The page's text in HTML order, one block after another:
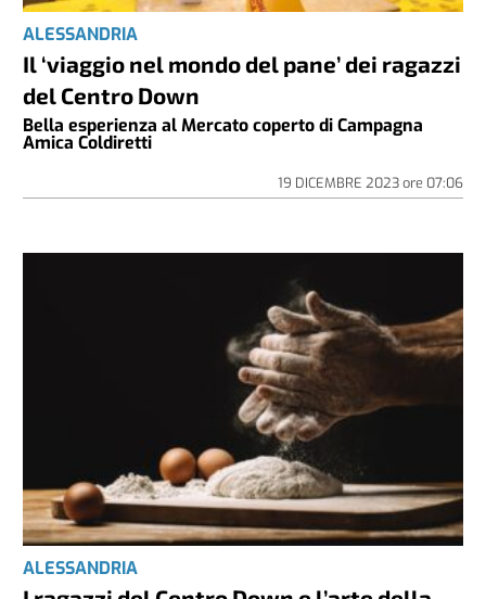
ALESSANDRIA
Il ‘viaggio nel mondo del pane’ dei ragazzi
del Centro Down
Bella esperienza al Mercato coperto di Campagna
Amica Coldiretti
19 DICEMBRE 2023ore 07:06
ALESSANDRIA